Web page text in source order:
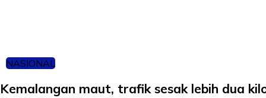
NASIONAL
Kemalangan maut, trafik sesak lebih dua